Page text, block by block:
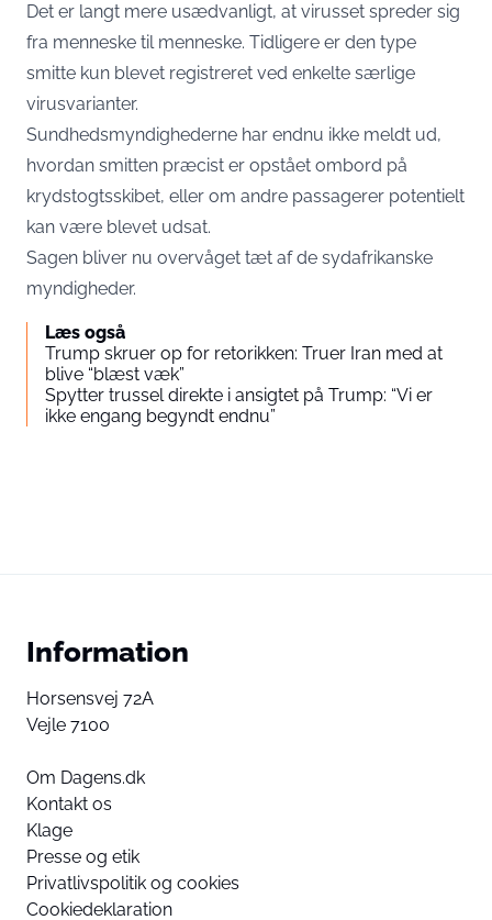
Det er langt mere usædvanligt, at virusset spreder sig
fra menneske til menneske. Tidligere er den type
smitte kun blevet registreret ved enkelte særlige
virusvarianter.
Sundhedsmyndighederne har endnu ikke meldt ud,
hvordan smitten præcist er opstået ombord på
krydstogtsskibet, eller om andre passagerer potentielt
kan være blevet udsat.
Sagen bliver nu overvåget tæt af de sydafrikanske
myndigheder.
Læs også
Trump skruer op for retorikken: Truer Iran med at
blive “blæst væk”
Spytter trussel direkte i ansigtet på Trump: “Vi er
ikke engang begyndt endnu”
Information
Horsensvej 72A
Vejle 7100
Om Dagens.dk
Kontakt os
Klage
Presse og etik
Privatlivspolitik og cookies
Cookiedeklaration